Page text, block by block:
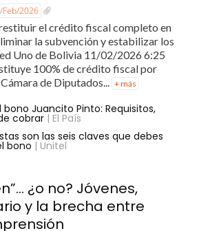
Feb/2026
el crédito fiscal completo en
la subvención y estabilizar los
Uno de Bolivia 11/02/2026 6:25
100% de crédito fiscal por
de Diputados...
+ más
Juancito Pinto: Requisitos,
cobrar| El País
son las seis claves que debes
bono | Unitel
¿o no? Jóvenes,
y la brecha entre